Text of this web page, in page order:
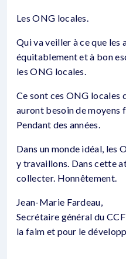
Les ONG locales.
Qui va veiller à ce que
équitablement et à bon
les ONG locales.
Ce sont ces ONG locales
auront besoin de moyens
Pendant des années.
Dans un monde idéal, les
y travaillons. Dans cette
collecter. Honnêtement.
Jean-Marie Fardeau,
Secrétaire général du
la faim et pour le